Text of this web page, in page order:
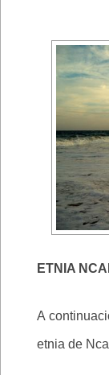
ETNIA NCAI
A
etnia de